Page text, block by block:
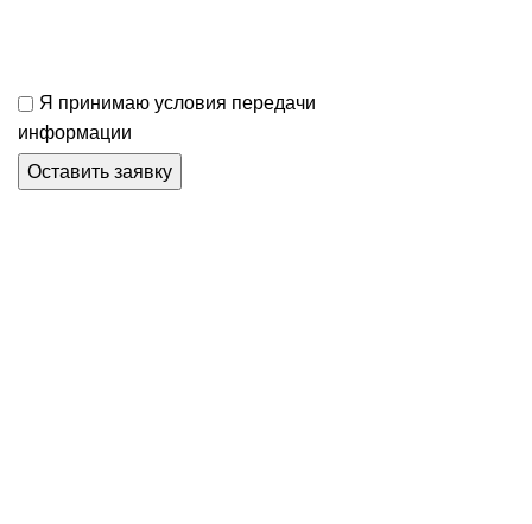
Я принимаю условия передачи
информации